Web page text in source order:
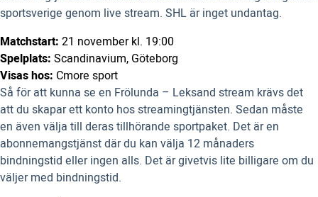
sportsverige genom live stream. SHL är inget undantag.
Matchstart: 21 november kl. 19:00
Spelplats: Scandinavium, Göteborg
Visas hos: Cmore sport
Så för att kunna se en Frölunda – Leksand stream krävs det
att du skapar ett konto hos streamingtjänsten. Sedan måste
en även välja till deras tillhörande sportpaket. Det är en
abonnemangstjänst där du kan välja 12 månaders
bindningstid eller ingen alls. Det är givetvis lite billigare om du
väljer med bindningstid.